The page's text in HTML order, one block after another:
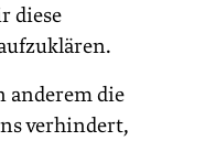
diese
anderem die
verhindert,